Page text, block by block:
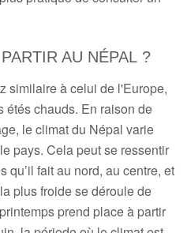
AU NÉPAL ?
similaire à celui de l'Europe,
étés chauds. En raison de
le climat du Népal varie
pays. Cela peut se ressentir
qu’il fait au nord, au centre, et
plus froide se déroule de
prend place à partir